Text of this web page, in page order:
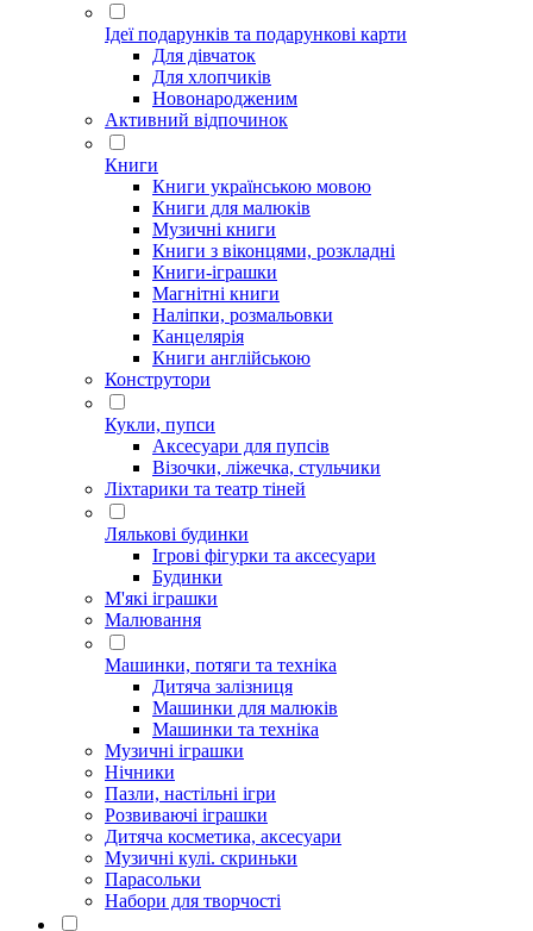
Ідеї ​​подарунків та подарункові карти
Для дівчаток
Для хлопчиків
Новонародженим
Активний відпочинок
Книги
Книги українською мовою
Книги для малюків
Музичні книги
Книги з віконцями, розкладні
Книги-іграшки
Магнітні книги
Наліпки, розмальовки
Канцелярія
Книги англійською
Конструтори
Кукли, пупси
Аксесуари для пупсів
Візочки, ліжечка, стульчики
Ліхтарики та театр тіней
Лялькові будинки
Ігрові фігурки та аксесуари
Будинки
М'які іграшки
Малювання
Машинки, потяги та техніка
Дитяча залізниця
Машинки для малюків
Машинки та техніка
Музичні іграшки
Нічники
Пазли, настільні ігри
Розвиваючі іграшки
Дитяча косметика, аксесуари
Музичні кулі. скриньки
Парасольки
Набори для творчості